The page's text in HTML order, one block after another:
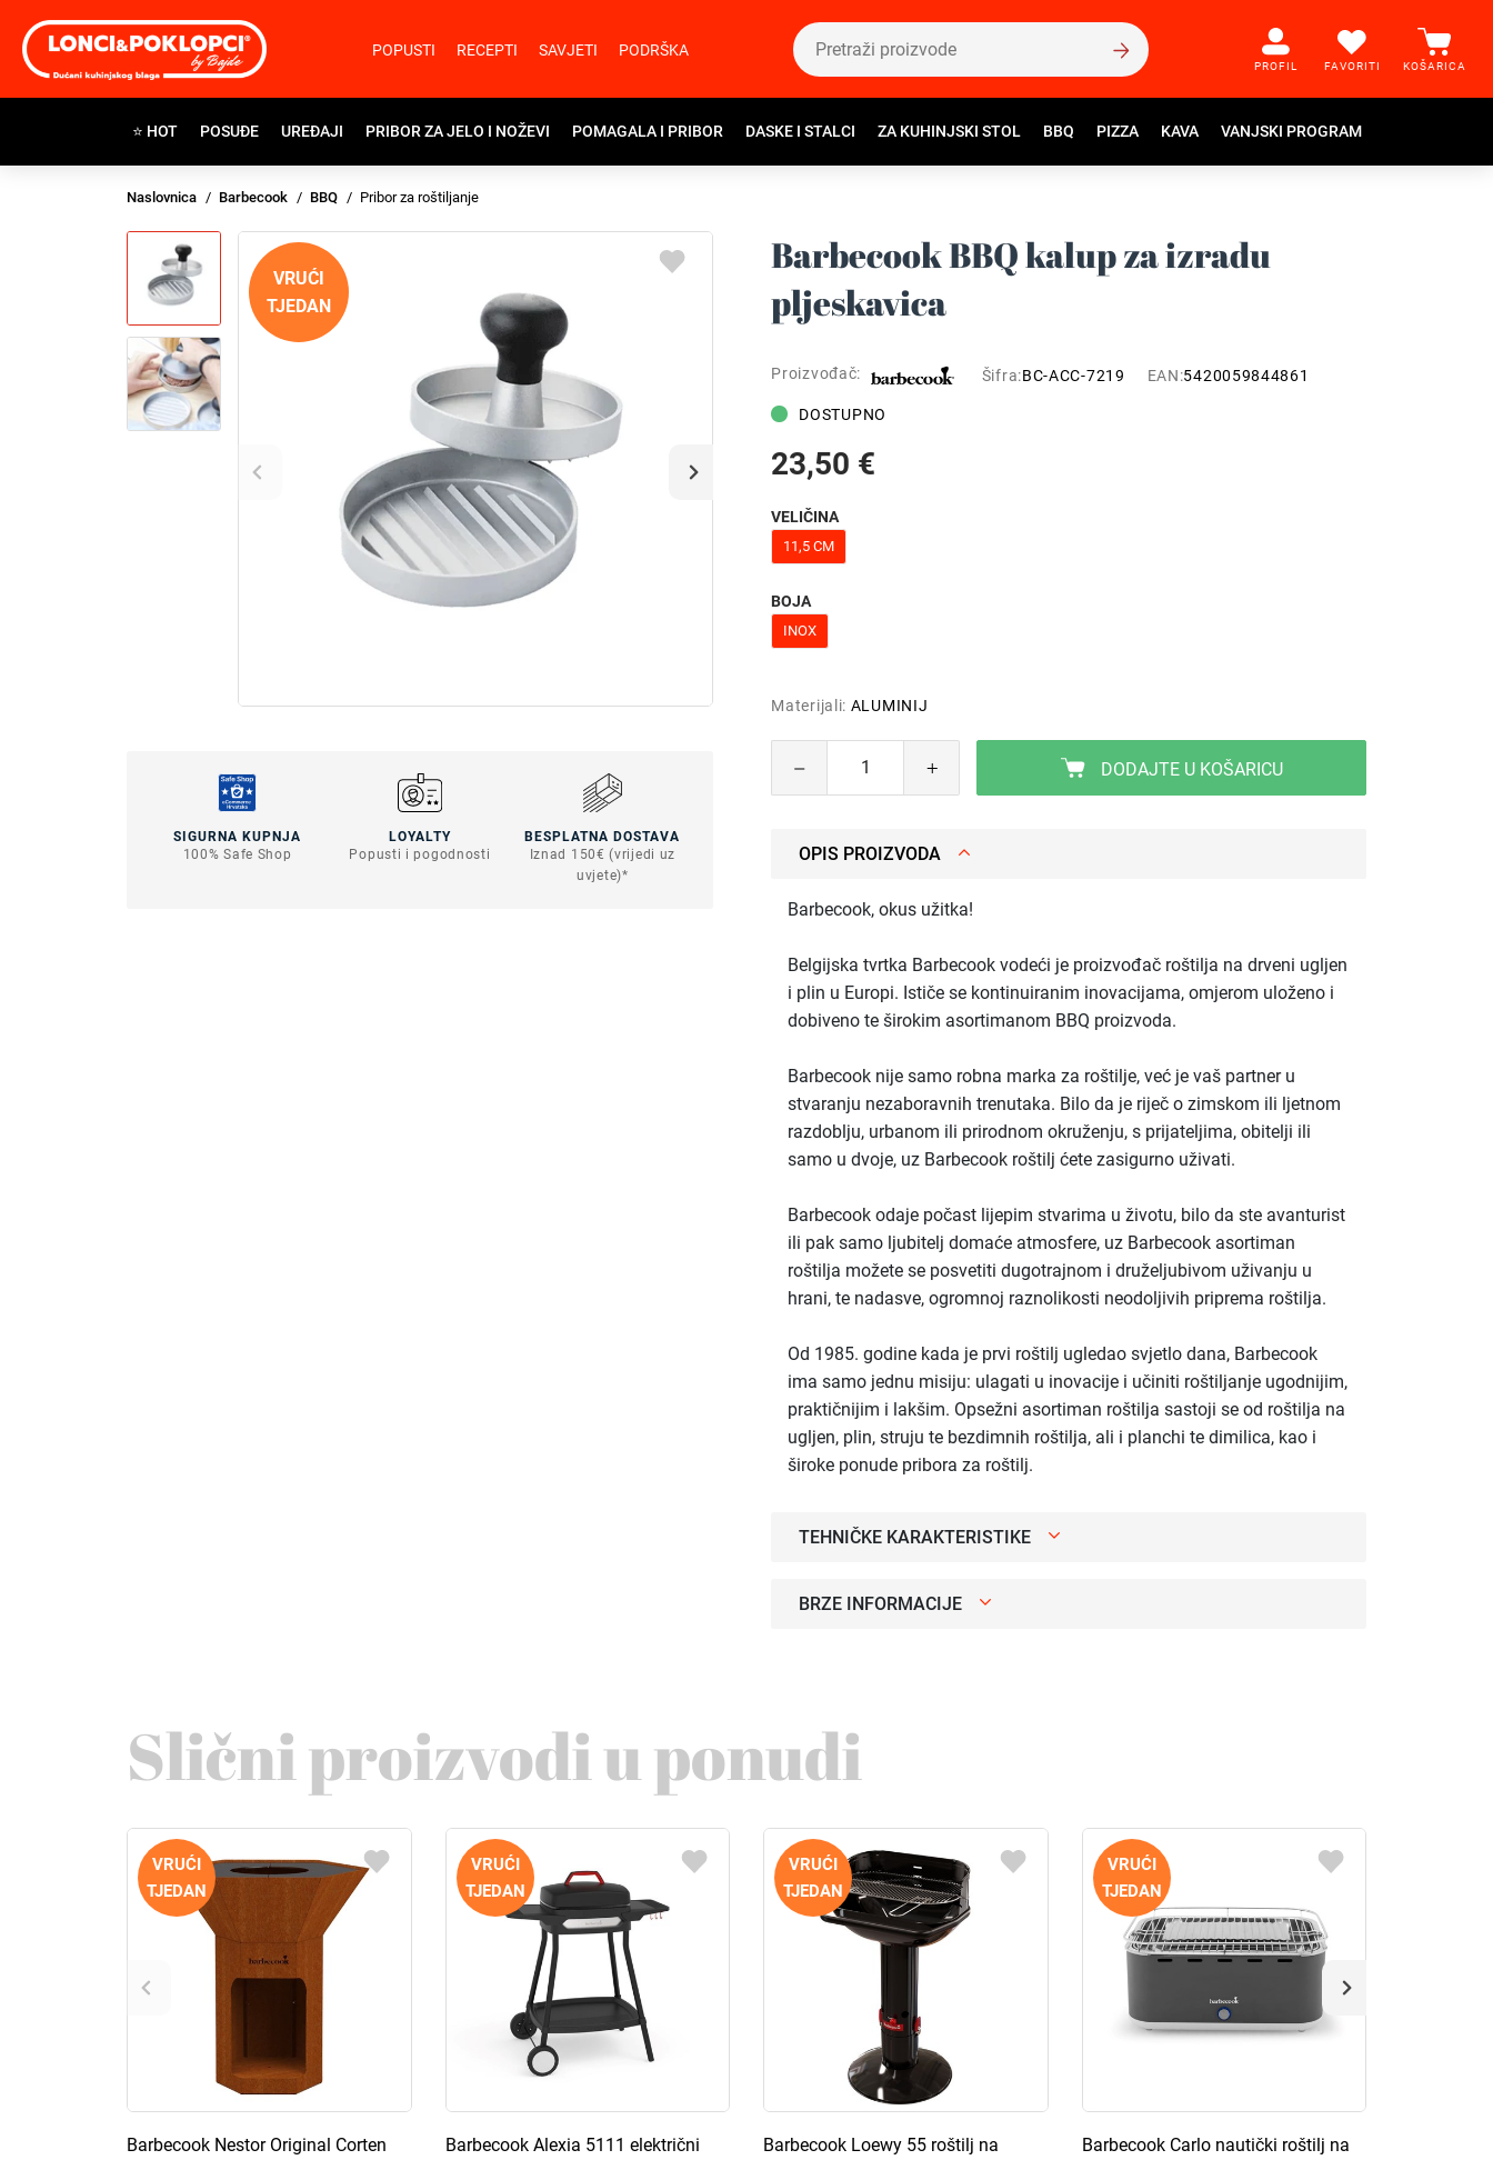
POPUSTI RECEPTI SAVJETI PODRŠKA
PROFIL FAVORITI KOŠARICA
⭐ HOT POSUĐE UREĐAJI PRIBOR ZA JELO I NOŽEVI POMAGALA I PRIBOR DASKE I STALCI ZA KUHINJSKI STOL BBQ PIZZA KAVA VANJSKI PROGRAM
Naslovnica Barbecook BBQ Pribor za roštiljanje
VRUĆI
TJEDAN
SIGURNA KUPNJA
100% Safe Shop
LOYALTY
Popusti i pogodnosti
BESPLATNA DOSTAVA
Iznad 150€ (vrijedi uz
uvjete)*
Barbecook BBQ kalup za izradu
pljeskavica
Proizvođač: Šifra:BC-ACC-7219 EAN:5420059844861
DOSTUPNO
23,50 €
VELIČINA
11,5 CM
BOJA
INOX
Materijali: ALUMINIJ
DODAJTE U KOŠARICU
OPIS PROIZVODA
Barbecook, okus užitka!
Belgijska tvrtka Barbecook vodeći je proizvođač roštilja na drveni ugljen
i plin u Europi. Ističe se kontinuiranim inovacijama, omjerom uloženo i
dobiveno te širokim asortimanom BBQ proizvoda.
Barbecook nije samo robna marka za roštilje, već je vaš partner u
stvaranju nezaboravnih trenutaka. Bilo da je riječ o zimskom ili ljetnom
razdoblju, urbanom ili prirodnom okruženju, s prijateljima, obitelji ili
samo u dvoje, uz Barbecook roštilj ćete zasigurno uživati.
Barbecook odaje počast lijepim stvarima u životu, bilo da ste avanturist
ili pak samo ljubitelj domaće atmosfere, uz Barbecook asortiman
roštilja možete se posvetiti dugotrajnom i druželjubivom uživanju u
hrani, te nadasve, ogromnoj raznolikosti neodoljivih priprema roštilja.
Od 1985. godine kada je prvi roštilj ugledao svjetlo dana, Barbecook
ima samo jednu misiju: ulagati u inovacije i učiniti roštiljanje ugodnijim,
praktičnijim i lakšim. Opsežni asortiman roštilja sastoji se od roštilja na
ugljen, plin, struju te bezdimnih roštilja, ali i planchi te dimilica, kao i
široke ponude pribora za roštilj.
TEHNIČKE KARAKTERISTIKE
BRZE INFORMACIJE
Slični proizvodi u ponudi
VRUĆI
TJEDAN
Barbecook Nestor Original Corten
VRUĆI
TJEDAN
Barbecook Alexia 5111 električni
VRUĆI
TJEDAN
Barbecook Loewy 55 roštilj na
VRUĆI
TJEDAN
Barbecook Carlo nautički roštilj na